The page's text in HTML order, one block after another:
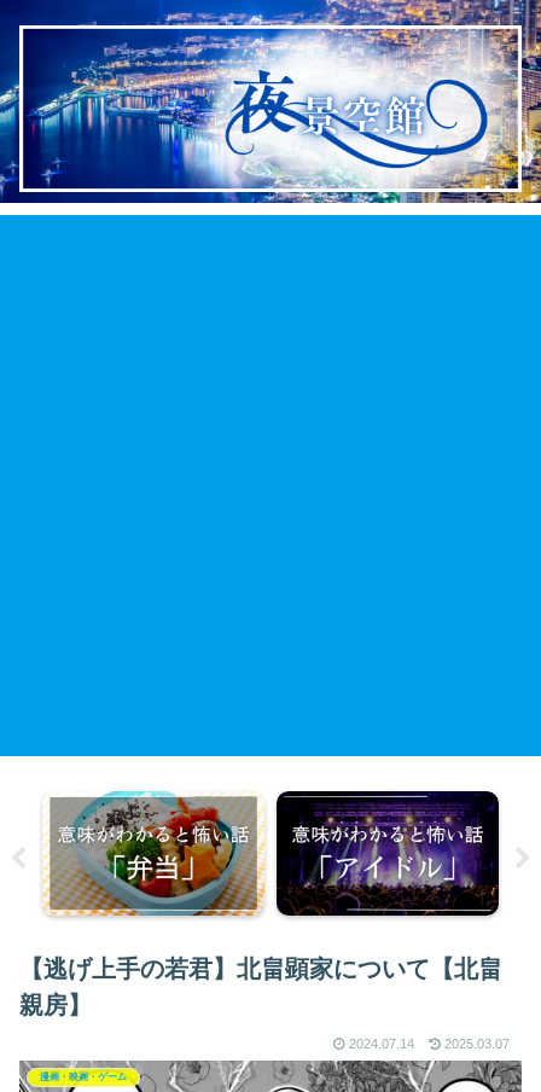
【逃げ上手の若君】北畠顕家について【北畠
親房】
2024.07.14 2025.03.07
漫画・映画・ゲーム